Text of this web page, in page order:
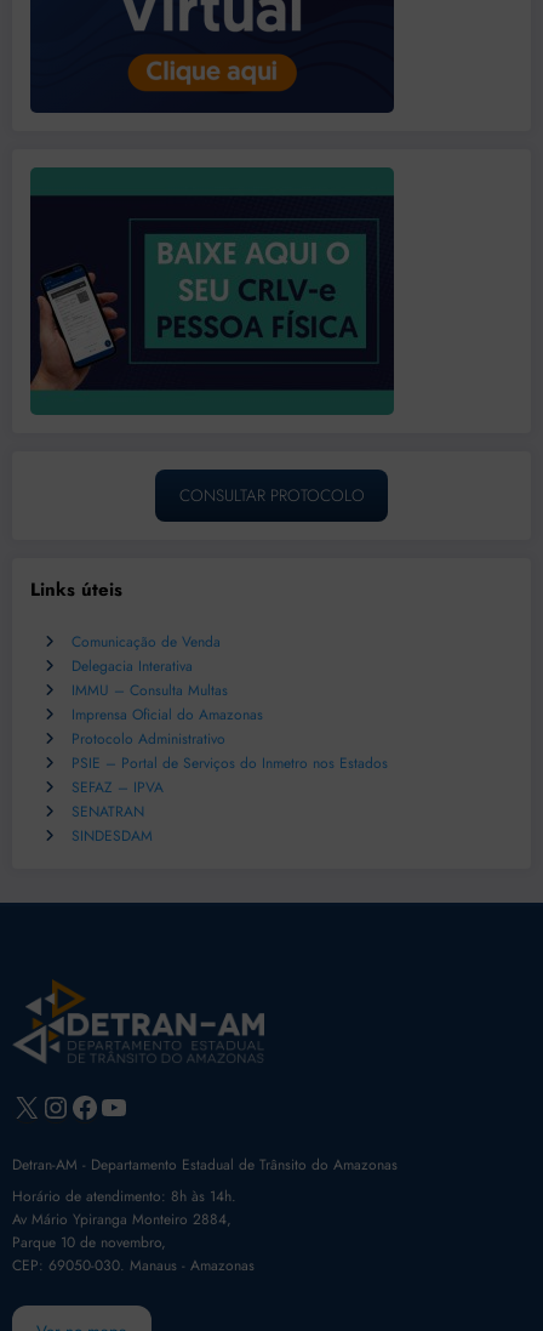
CONSULTAR PROTOCOLO
Links úteis
Comunicação de Venda
Delegacia Interativa
IMMU – Consulta Multas
Imprensa Oficial do Amazonas
Protocolo Administrativo
PSIE – Portal de Serviços do Inmetro nos Estados
SEFAZ – IPVA
SENATRAN
SINDESDAM
X Instagram
Facebook
Youtube
Detran-AM - Departamento Estadual de Trânsito do Amazonas
Horário de atendimento: 8h às 14h.
Av Mário Ypiranga Monteiro 2884,
Parque 10 de novembro,
CEP: 69050-030. Manaus - Amazonas